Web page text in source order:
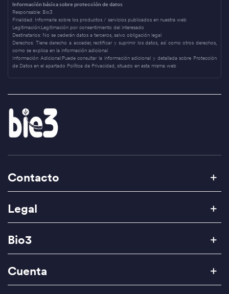
Información básica sobre protección de datos
Responsable: Bio3
Finalidad: Informarle sobre los productos / servicios publicados en nuestra web
Legitimación:Legitimación por consentimiento del interesado
Destinatarios: No se cederán datos a terceros, salvo obligación legal
Derechos: Tiene derecho a acceder, rectificar y suprimir los datos, así como otros derechos,
como se explica en la información adicional
Información Adicional:Puede consultar la información adicional y detallada sobre Protección
de Datos en el apartado Política de Privacidad, situado en esta misma web
Contacto
Legal
Bio3
Cuenta